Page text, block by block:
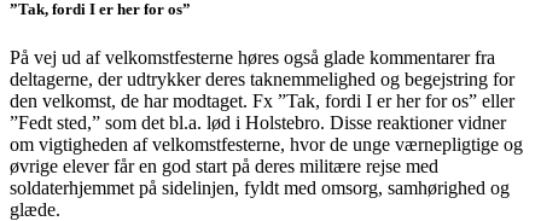
”Tak, fordi I er her for os”
På vej ud af velkomstfesterne høres også glade kommentarer fra
deltagerne, der udtrykker deres taknemmelighed og begejstring for
den velkomst, de har modtaget. Fx ”Tak, fordi I er her for os” eller
”Fedt sted,” som det bl.a. lød i Holstebro. Disse reaktioner vidner
om vigtigheden af velkomstfesterne, hvor de unge værnepligtige og
øvrige elever får en god start på deres militære rejse med
soldaterhjemmet på sidelinjen, fyldt med omsorg, samhørighed og
glæde.